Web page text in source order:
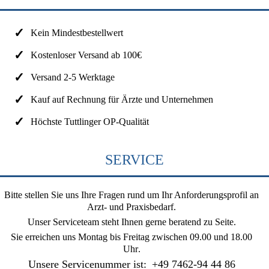
Kein Mindestbestellwert
Kostenloser Versand ab 100€
Versand 2-5 Werktage
Kauf auf Rechnung für Ärzte und Unternehmen
Höchste Tuttlinger OP-Qualität
SERVICE
Bitte stellen Sie uns Ihre Fragen rund um Ihr Anforderungsprofil an
Arzt- und Praxisbedarf.
Unser Serviceteam steht Ihnen gerne beratend zu Seite.
Sie erreichen uns Montag bis Freitag zwischen 09.00 und 18.00
Uhr.
Unsere Servicenummer ist: +49 7462-94 44 86